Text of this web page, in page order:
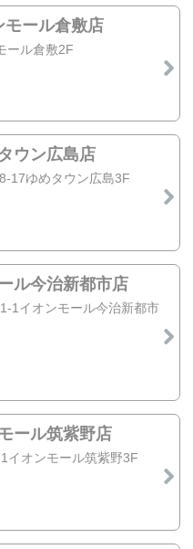
モール倉敷店
ール倉敷2F
ウン広島店
17ゆめタウン広島3F
ル今治新都市店
1イオンモール今治新都市
ール筑紫野店
イオンモール筑紫野3F